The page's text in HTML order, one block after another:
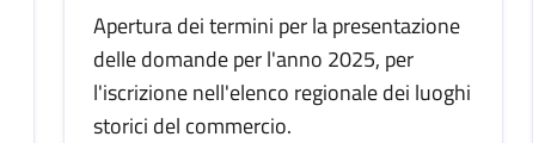
Apertura dei termini per la presentazione
delle domande per l'anno 2025, per
l'iscrizione nell'elenco regionale dei luoghi
storici del commercio.